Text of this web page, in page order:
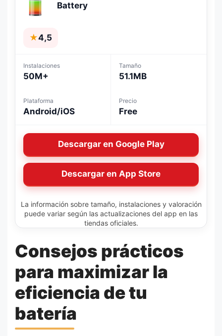
Battery
★4,5
Instalaciones
50M+
Tamaño
51.1MB
Plataforma
Android/iOS
Precio
Free
Descargar en Google Play
Descargar en App Store
La información sobre tamaño, instalaciones y valoración
puede variar según las actualizaciones del app en las
tiendas oficiales.
Consejos prácticos
para maximizar la
eficiencia de tu
batería